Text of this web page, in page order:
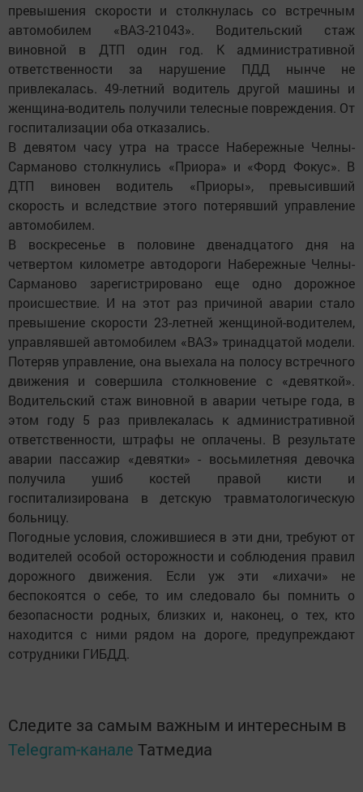
превышения скорости и столкнулась со встречным
автомобилем «ВАЗ-21043». Водительский стаж
виновной в ДТП один год. К административной
ответственности за нарушение ПДД нынче не
привлекалась. 49-летний водитель другой машины и
женщина-водитель получили телесные повреждения. От
госпитализации оба отказались.
В девятом часу утра на трассе Набережные Челны-
Сарманово столкнулись «Приора» и «Форд Фокус». В
ДТП виновен водитель «Приоры», превысивший
скорость и вследствие этого потерявший управление
автомобилем.
В воскресенье в половине двенадцатого дня на
четвертом километре автодороги Набережные Челны-
Сарманово зарегистрировано еще одно дорожное
происшествие. И на этот раз причиной аварии стало
превышение скорости 23-летней женщиной-водителем,
управлявшей автомобилем «ВАЗ» тринадцатой модели.
Потеряв управление, она выехала на полосу встречного
движения и совершила столкновение с «девяткой».
Водительский стаж виновной в аварии четыре года, в
этом году 5 раз привлекалась к административной
ответственности, штрафы не оплачены. В результате
аварии пассажир «девятки» - восьмилетняя девочка
получила ушиб костей правой кисти и
госпитализирована в детскую травматологическую
больницу.
Погодные условия, сложившиеся в эти дни, требуют от
водителей особой осторожности и соблюдения правил
дорожного движения. Если уж эти «лихачи» не
беспокоятся о себе, то им следовало бы помнить о
безопасности родных, близких и, наконец, о тех, кто
находится с ними рядом на дороге, предупреждают
сотрудники ГИБДД.
Следите за самым важным и интересным в
Telegram-канале Татмедиа